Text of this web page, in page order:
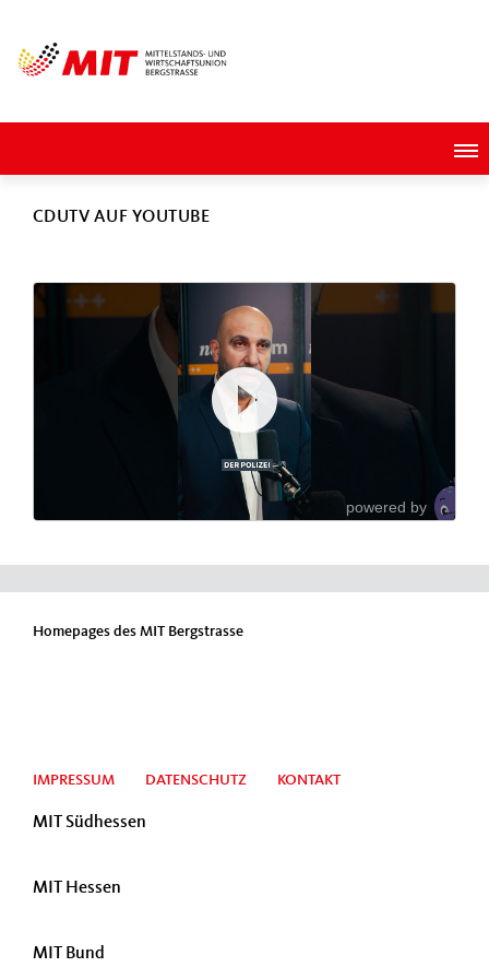
CDUTV AUF YOUTUBE
Homepages des MIT Bergstrasse
IMPRESSUM DATENSCHUTZ KONTAKT
MIT Südhessen
MIT Hessen
MIT Bund